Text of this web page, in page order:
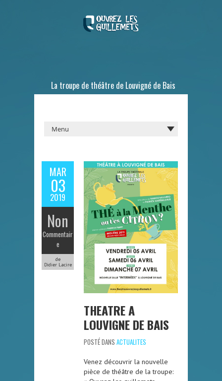
La troupe de théâtre de Louvigné de Bais
MAR
03
2019
Non
Commentair
e
de
Didier Lacire
THEATRE A
LOUVIGNE DE BAIS
POSTÉ DANS ACTUALITES
Venez découvrir la nouvelle
pièce de théâtre de la troupe: